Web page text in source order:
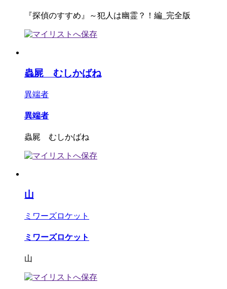
『探偵のすすめ』～犯人は幽霊？！編_完全版
蟲屍 むしかばね
異端者
異端者
蟲屍 むしかばね
山
ミワーズロケット
ミワーズロケット
山